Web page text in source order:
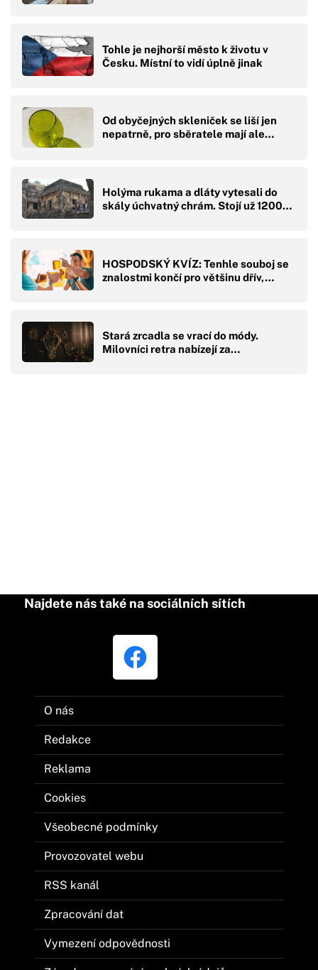
Tohle je nejhorší město k životu v
Česku. Místní to vidí úplně jinak
Od obyčejných skleniček se liší jen
nepatrně, pro sběratele mají ale…
Holýma rukama a dláty vytesali do
skály úchvatný chrám. Stojí už 1200…
HOSPODSKÝ KVÍZ: Tenhle souboj se
znalostmi končí pro většinu dřív,…
Stará zrcadla se vrací do módy.
Milovníci retra nabízejí za…
Najdete nás také na sociálních sítích
O nás
Redakce
Reklama
Cookies
Všeobecné podmínky
Provozovatel webu
RSS kanál
Zpracování dat
Vymezení odpovědnosti